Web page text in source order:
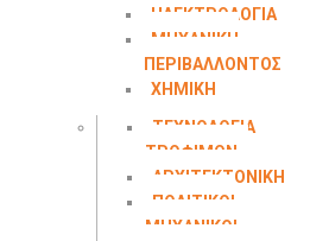
ΗΛΕΚΤΡΟΛΟΓΙΑ
ΜΗΧΑΝΙΚΗ
ΠΕΡΙΒΑΛΛΟΝΤΟΣ
ΧΗΜΙΚΗ
ΤΕΧΝΟΛΟΓΙΑ
ΤΡΟΦΙΜΩΝ
ΑΡΧΙΤΕΚΤΟΝΙΚΗ
ΠΟΛΙΤΙΚΟΙ
ΜΗΧΑΝΙΚΟΙ